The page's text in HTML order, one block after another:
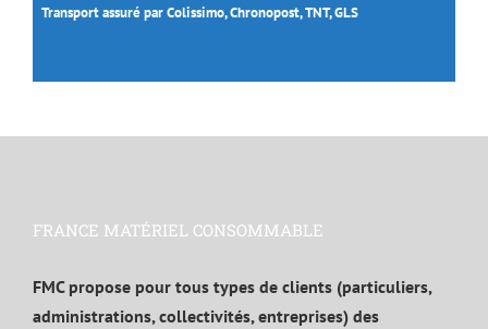
Transport assuré par Colissimo, Chronopost, TNT, GLS
FRANCE MATÉRIEL CONSOMMABLE
FMC propose pour tous types de clients (particuliers,
administrations, collectivités, entreprises) des